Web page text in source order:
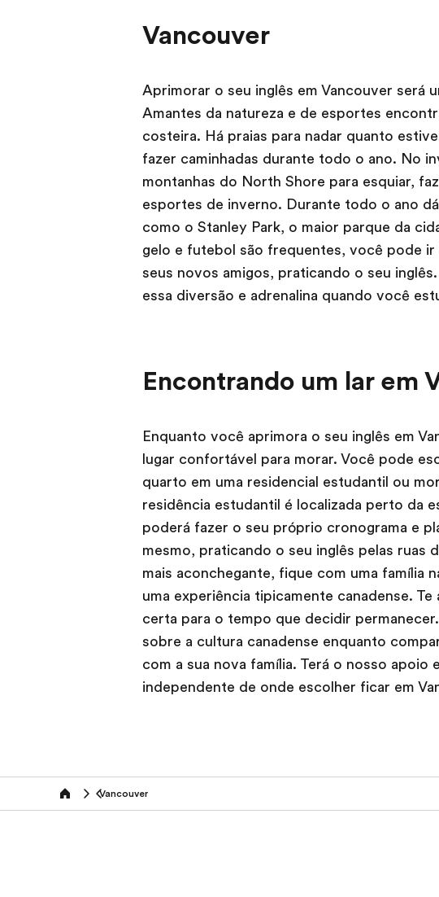
Vancouver
Aprimorar o seu inglês em Vancouver será
Amantes da natureza e de esportes
costeira. Há praias para nadar quanto
fazer caminhadas durante todo o ano. No
montanhas do North Shore para esquiar,
esportes de inverno. Durante todo o ano
como o Stanley Park, o maior parque da
gelo e futebol são frequentes, você pode
seus novos amigos, praticando o seu
essa diversão e adrenalina quando você
Encontrando um lar em
Enquanto você aprimora o seu inglês em
lugar confortável para morar. Você pode
quarto em uma residencial estudantil ou
residência estudantil é localizada perto da
poderá fazer o seu próprio cronograma e
mesmo, praticando o seu inglês pelas ruas
mais aconchegante, fique com uma família
uma experiência tipicamente canadense.
certa para o tempo que decidir
sobre a cultura canadense enquanto
com a sua nova família. Terá o nosso apoio
independente de onde escolher ficar em
home Vancouver